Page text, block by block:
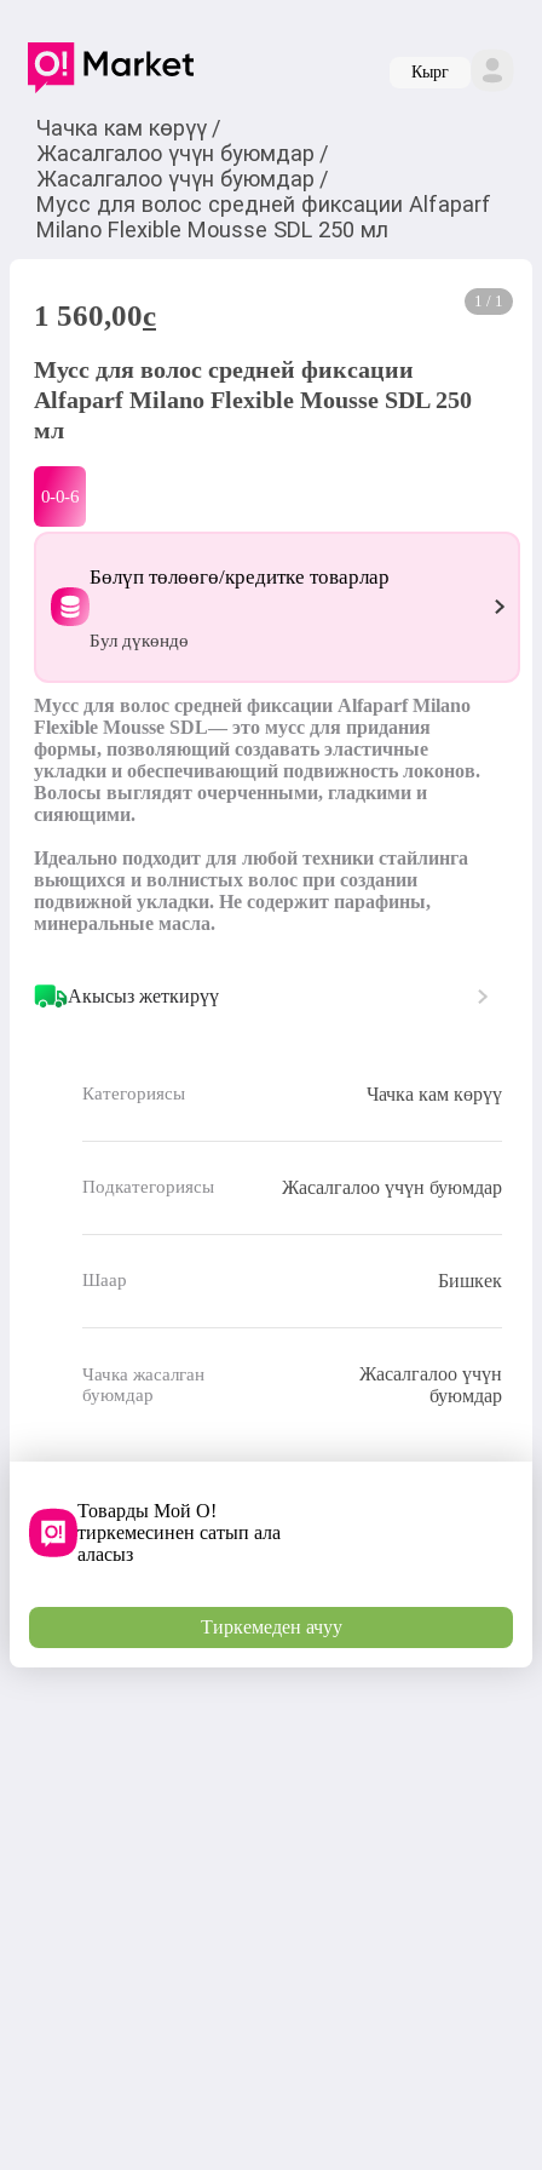
Кырг
Чачка кам көрүү /
Жасалгалоо үчүн буюмдар /
Жасалгалоо үчүн буюмдар /
Мусс для волос средней фиксации Alfaparf
Milano Flexible Mousse SDL 250 мл
1 / 1
1 560,00c
Мусс для волос средней фиксации
Alfaparf Milano Flexible Mousse SDL 250
мл
0-0-6
Бөлүп төлөөгө/кредитке товарлар
Бул дүкөндө
Мусс для волос средней фиксации Alfaparf Milano
Flexible Mousse SDL— это мусс для придания
формы, позволяющий создавать эластичные
укладки и обеспечивающий подвижность локонов.
Волосы выглядят очерченными, гладкими и
сияющими.
Идеально подходит для любой техники стайлинга
вьющихся и волнистых волос при создании
подвижной укладки. Не содержит парафины,
минеральные масла.
Акысыз жеткирүү
Категориясы Чачка кам көрүү
Подкатегориясы Жасалгалоо үчүн буюмдар
Шаар Бишкек
Чачка жасалган
буюмдар
Жасалгалоо үчүн
буюмдар
Товарды Мой О!
тиркемесинен сатып ала
аласыз
Тиркемеден ачуу